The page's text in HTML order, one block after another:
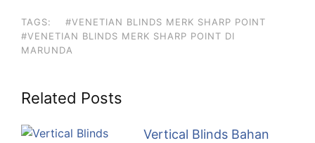
TAGS:
#VENETIAN BLINDS MERK SHARP POINT
#VENETIAN BLINDS MERK SHARP POINT DI
MARUNDA
Related Posts
Vertical Blinds Bahan